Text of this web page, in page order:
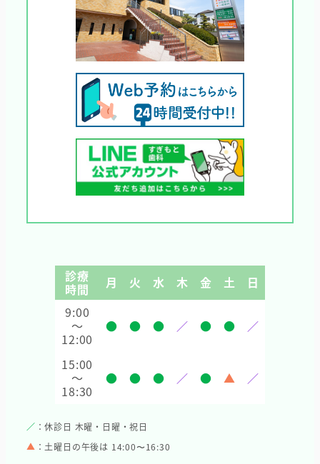
診療
時間 月 火 水 木 金 土
日
9:00
～
12:00
● ● ● ／ ● ● ／
15:00
～
18:30
● ● ● ／ ● ▲ ／
／ ：休診日 木曜・日曜・祝日
▲ ：土曜日の午後は 14:00〜16:30